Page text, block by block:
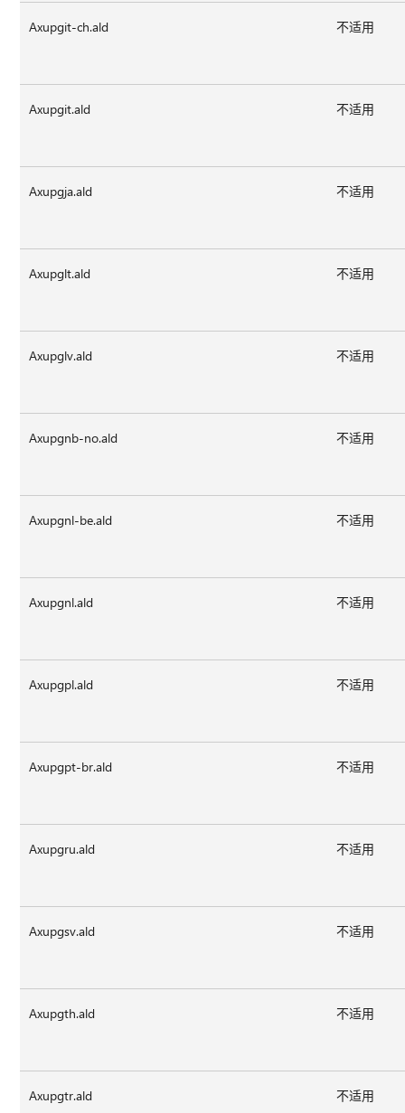
Axupgit-ch.ald 不适用
Axupgit.ald 不适用
Axupgja.ald 不适用
Axupglt.ald 不适用
Axupglv.ald 不适用
Axupgnb-no.ald 不适用
Axupgnl-be.ald 不适用
Axupgnl.ald 不适用
Axupgpl.ald 不适用
Axupgpt-br.ald 不适用
Axupgru.ald 不适用
Axupgsv.ald 不适用
Axupgth.ald 不适用
Axupgtr.ald 不适用